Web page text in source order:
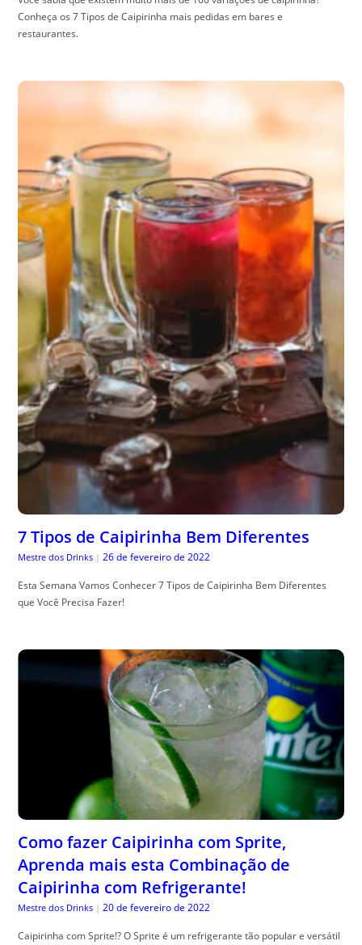
Conheça os 7 Tipos de Caipirinha mais pedidas em bares e
restaurantes.
7 Tipos de Caipirinha Bem Diferentes
Mestre dos Drinks | 26 de fevereiro de 2022
Esta Semana Vamos Conhecer 7 Tipos de Caipirinha Bem Diferentes
que Você Precisa Fazer!
Como fazer Caipirinha com Sprite,
Aprenda mais esta Combinação de
Caipirinha com Refrigerante!
Mestre dos Drinks | 20 de fevereiro de 2022
Caipirinha com Sprite!? O Sprite é um refrigerante tão popular e versátil